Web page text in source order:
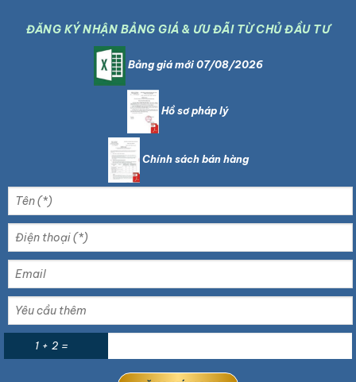
ĐĂNG KÝ NHẬN BẢNG GIÁ & ƯU ĐÃI TỪ CHỦ ĐẦU TƯ
Bảng giá mới 07/08/2026
Hồ sơ pháp lý
Chính sách bán hàng
1 + 2 =